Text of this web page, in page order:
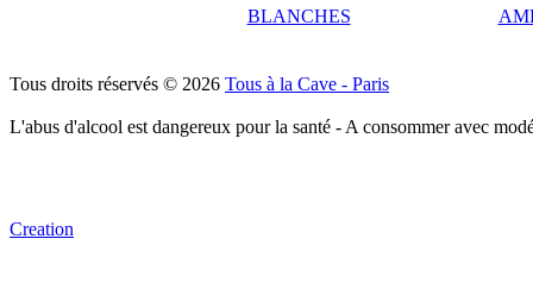
BLANCHES
Tous droits réservés © 2026 Tous à la Cave - Paris
L'abus d'alcool est dangereux pour la santé - A consommer avec
Creation